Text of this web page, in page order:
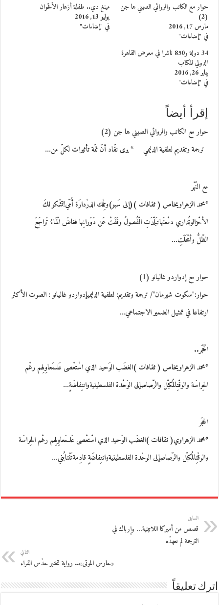
حوار مع الكاتب والروائي الصيني ها جن
(2)
مارس 17, 2016
في "إضاءات"
مينغ دي.. طفلة أزهار الأقحوان
يوليو 13, 2016
في "إضاءات"
34 دولة و850 ناشرا في معرض القاهرة
الدولي للكتاب
يناير 26, 2016
في "إضاءات"
إقرأ أيضاً
حوار مع الكاتب والروائي الصيني ها جن (2)
ترجمة وتقديم لطفية الدليمي * يرى نقّاد أنّ ثمّة تأثيرات لكلّ من…
مع النّهْر
*محمد الزهراويخاص ( ثقافات )(إلى سَبو)وتِلْك الدرْدارَة أُمّي!تشْكو لكَ
الأحْزالوتُداري دمْعتَهاتبَلّدَتِ الْفُصولُ وقَفَتْ عَن دَوَرانِها فغاضَ الْمَاءُ تَراجَعَ
الظّلُّ وأمْحَلَتِ…
حوار مع إدواردو غاليانو (1)
حوار:"سكوت شيرمان"/ ترجمة وتقديم: لطفية الدليميإدواردو غاليانو : الصوت الأكثر
ارتفاعا في تمثيل الضمير الاجتماعي…
الْحَجَر..
*محمد الزهراويخاص ( ثقافات )الغضَب الوَحيد الذي اسْتعْصى عَلىمَعاوِلِهم رغْم
الحِراسَة والوقْتِالمُكبّل والرّصاصإلى الوَحْدة الفلسطينيةوانتِفاضَةٍ…
الحجَر
*محمد الزهراوي( ثقافات )الغضَب الوَحيد الذي اسْتعْصى عَلىمَعاوِلِهم رغْم الحِراسَة
والوقْتِالمُكبّل والرّصاصإلى الوحْدة الفلسطينيةوانتِفاضَةٍ قادِمةتَنْتابُني…
السابق
قصص من أميركا اللاتينية… وإرباك في
الترجمة لم نعهدْه
التالي
«حارس الموتى».. رواية تختبر حدْس القراء
اترك تعليقاً